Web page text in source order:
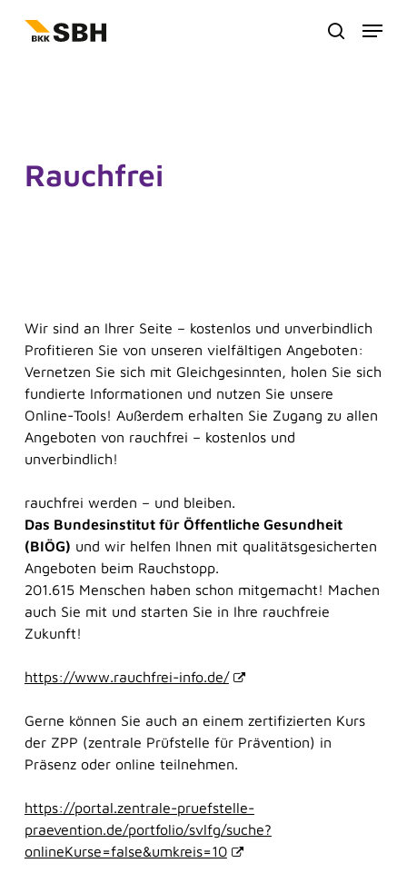
Hauptinhalt
suche
Menu
Rauchfrei
Wir sind an Ihrer Seite – kostenlos und unverbindlich
Profitieren Sie von unseren vielfältigen Angeboten:
Vernetzen Sie sich mit Gleichgesinnten, holen Sie sich
fundierte Informationen und nutzen Sie unsere
Online-Tools! Außerdem erhalten Sie Zugang zu allen
Angeboten von rauchfrei – kostenlos und
unverbindlich!
rauchfrei werden – und bleiben.
Das Bundesinstitut für Öffentliche Gesundheit
(BIÖG) und wir helfen Ihnen mit qualitätsgesicherten
Angeboten beim Rauchstopp.
201.615 Menschen haben schon mitgemacht! Machen
auch Sie mit und starten Sie in Ihre rauchfreie
Zukunft!
https://www.rauchfrei-info.de/
Gerne können Sie auch an einem zertifizierten Kurs
der ZPP (zentrale Prüfstelle für Prävention) in
Präsenz oder online teilnehmen.
https://portal.zentrale-pruefstelle-
praevention.de/portfolio/svlfg/suche?
onlineKurse=false&umkreis=10
Frag Sina Sina
Frag Sina
jederzeit ganz ohne Wartezeit. Sie versteht zwar
noch nicht alles perfekt, lernt aber ständig dazu.